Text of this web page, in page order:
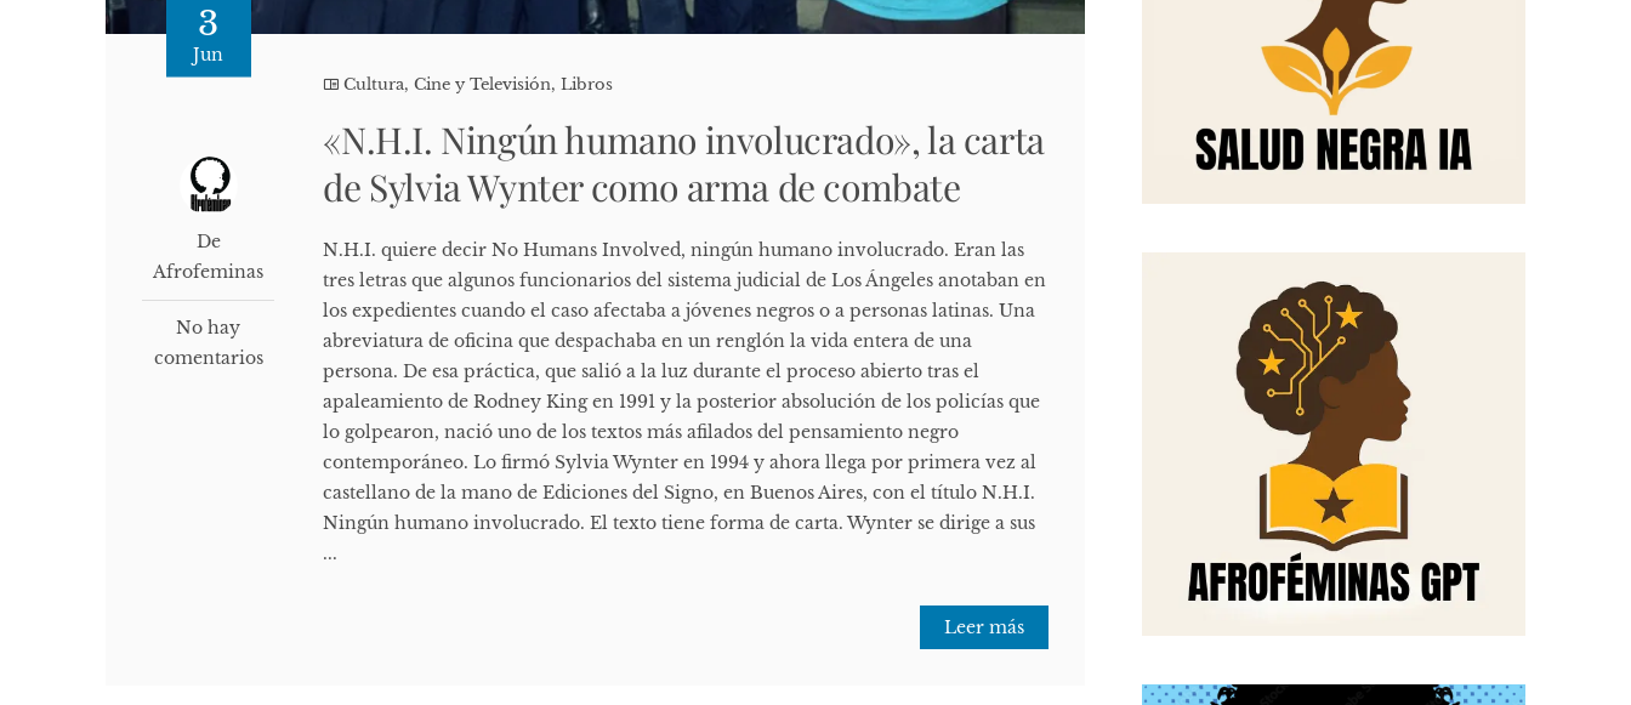
3
Jun
De
Afrofeminas
No hay
comentarios
Cultura, Cine y Televisión,Libros
«N.H.I. Ningún humano involucrado», la carta
de Sylvia Wynter como arma de combate
N.H.I. quiere decir No Humans Involved, ningún humano involucrado. Eran las
tres letras que algunos funcionarios del sistema judicial de Los Ángeles anotaban en
los expedientes cuando el caso afectaba a jóvenes negros o a personas latinas. Una
abreviatura de oficina que despachaba en un renglón la vida entera de una
persona. De esa práctica, que salió a la luz durante el proceso abierto tras el
apaleamiento de Rodney King en 1991 y la posterior absolución de los policías que
lo golpearon, nació uno de los textos más afilados del pensamiento negro
contemporáneo. Lo firmó Sylvia Wynter en 1994 y ahora llega por primera vez al
castellano de la mano de Ediciones del Signo, en Buenos Aires, con el título N.H.I.
Ningún humano involucrado. El texto tiene forma de carta. Wynter se dirige a sus
...
Leer más